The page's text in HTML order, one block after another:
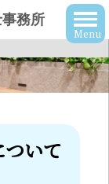
務所
いて